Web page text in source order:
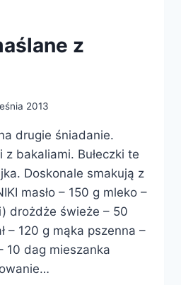
z
2013
drugie śniadanie.
z bakaliami. Bułeczki te
Doskonale smakują z
masło – 150 g mleko –
drożdże świeże – 50
– 120 g mąka pszenna –
10 dag mieszanka